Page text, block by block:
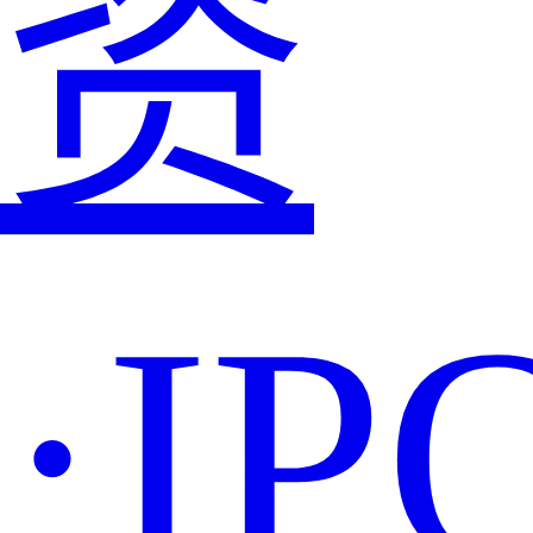
资